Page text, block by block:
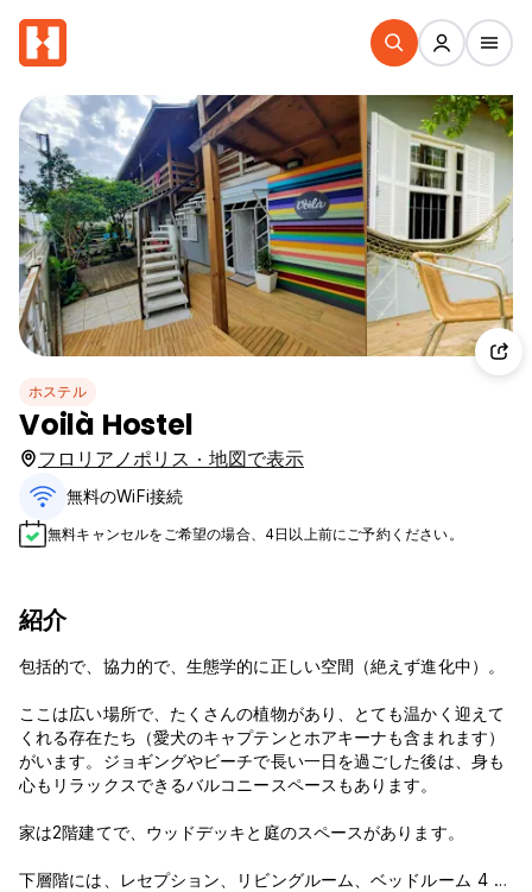
ホステル
Voilà Hostel
フロリアノポリス · 地図で表示
無料のWiFi接続
無料キャンセルをご希望の場合、4日以上前にご予約ください。
紹介
包括的で、協力的で、生態学的に正しい空間（絶えず進化中）。
ここは広い場所で、たくさんの植物があり、とても温かく迎えて
くれる存在たち（愛犬のキャプテンとホアキーナも含まれます）
がいます。ジョギングやビーチで長い一日を過ごした後は、身も
心もリラックスできるバルコニースペースもあります。
家は2階建てで、ウッドデッキと庭のスペースがあります。
下層階には、レセプション、リビングルーム、ベッドルーム 4 室